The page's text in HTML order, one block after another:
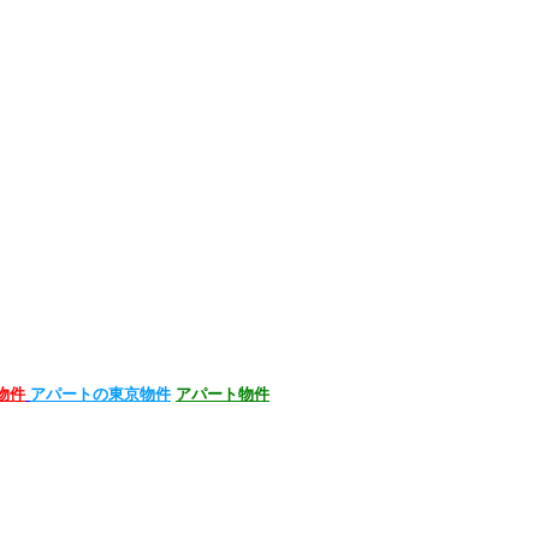
件 アパートの東京物件 アパート物件